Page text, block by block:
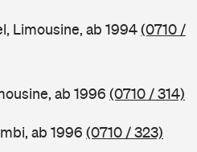
Limousine, ab 1994(0710 /
ab 1996 (0710 / 314)
ab 1996 (0710 / 323)